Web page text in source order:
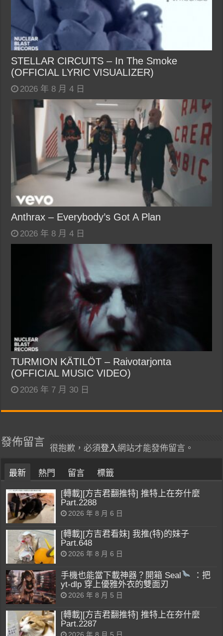
STELLAR CIRCUITS – In The Smoke
(OFFICIAL LYRIC VISUALIZER)
2026 年 8 月 4 日
Anthrax – Everybody’s Got A Plan
2026 年 8 月 4 日
TURMION KÄTILÖT – Raivotarjonta
(OFFICIAL MUSIC VIDEO)
2026 年 7 月 30 日
發佈留言
很抱歉，必須登入網站才能發佈留言。
最新 熱門 留言 標籤
[轉載][方吉君翻推特] 推特上在夯什麼
Part.2288
2026 年 8 月 6 日
[轉載][方吉君看妹] 我推(特)的妹子
Part.648
2026 年 8 月 6 日
手機也能當下載神器？開箱 Seal
：把
yt-dlp 穿上優雅外衣的雙面刃
2026 年 8 月 5 日
[轉載][方吉君翻推特] 推特上在夯什麼
Part.2287